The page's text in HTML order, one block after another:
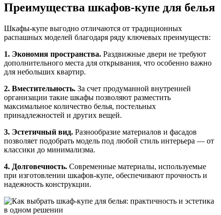
Преимущества шкафов-купе для белья
Шкафы-купе выгодно отличаются от традиционных
распашных моделей благодаря ряду ключевых преимуществ:
1. Экономия пространства. Раздвижные двери не требуют
дополнительного места для открывания, что особенно важно
для небольших квартир.
2. Вместительность. За счет продуманной внутренней
организации такие шкафы позволяют разместить
максимальное количество белья, постельных
принадлежностей и других вещей.
3. Эстетичный вид. Разнообразие материалов и фасадов
позволяет подобрать модель под любой стиль интерьера — от
классики до минимализма.
4. Долговечность. Современные материалы, используемые
при изготовлении шкафов-купе, обеспечивают прочность и
надежность конструкции.